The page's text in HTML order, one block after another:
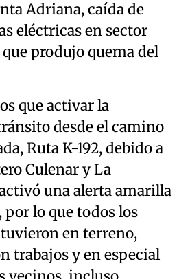
Adriana, caída de
eléctricas en sector
produjo quema del
que activar la
desde el camino
Ruta K-192, debido a
Culenar y La
una alerta amarilla
por lo que todos los
en terreno,
trabajos y en especial